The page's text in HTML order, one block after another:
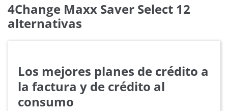
4Change Maxx Saver Select 12
alternativas
Los mejores planes de crédito a
la factura y de crédito al
consumo